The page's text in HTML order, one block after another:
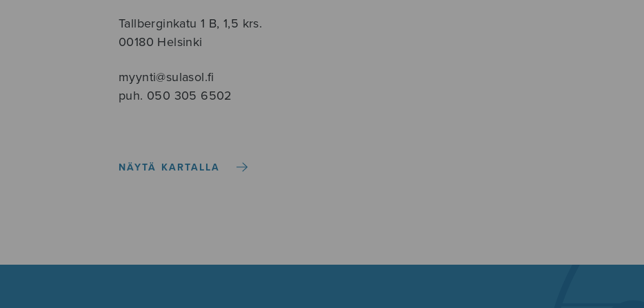
Tallberginkatu 1 B, 1,5 krs.
00180 Helsinki
myynti@sulasol.fi
puh. 050 305 6502
NÄYTÄ KARTALLA